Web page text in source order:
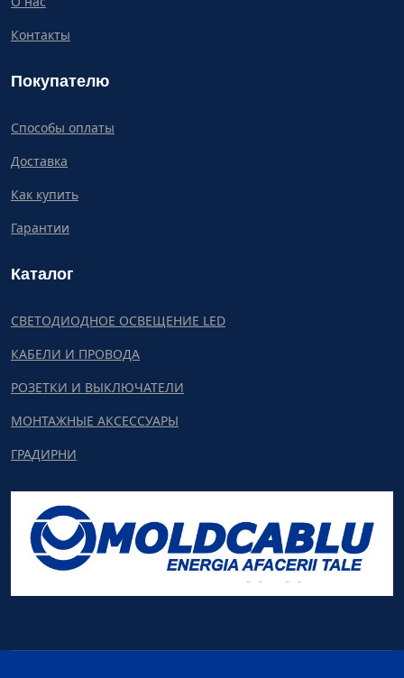
Контакты
Покупателю
Способы оплаты
Доставка
Как купить
Гарантии
Каталог
СВЕТОДИОДНОЕ ОСВЕЩЕНИЕ LED
КАБЕЛИ И ПРОВОДА
РОЗЕТКИ И ВЫКЛЮЧАТЕЛИ
МОНТАЖНЫЕ АКСЕССУАРЫ
ГРАДИРНИ